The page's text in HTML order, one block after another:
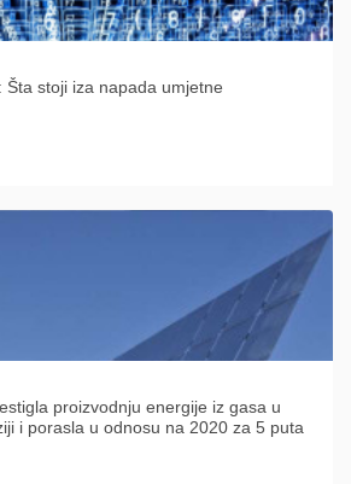
stoji iza napada umjetne
proizvodnju energije iz gasa u
i porasla u odnosu na 2020 za 5 puta